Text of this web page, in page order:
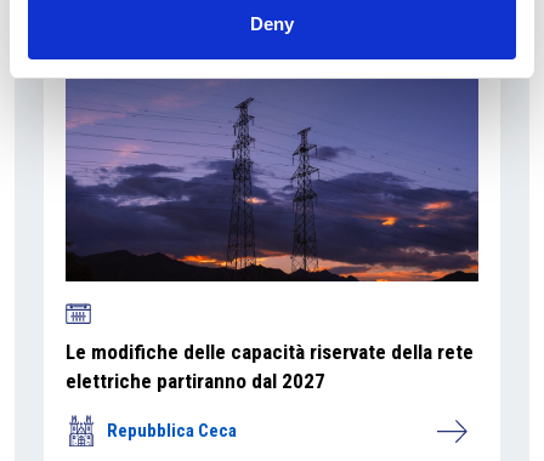
Deny
Le modifiche delle capacità riservate della rete
elettriche partiranno dal 2027
Repubblica Ceca